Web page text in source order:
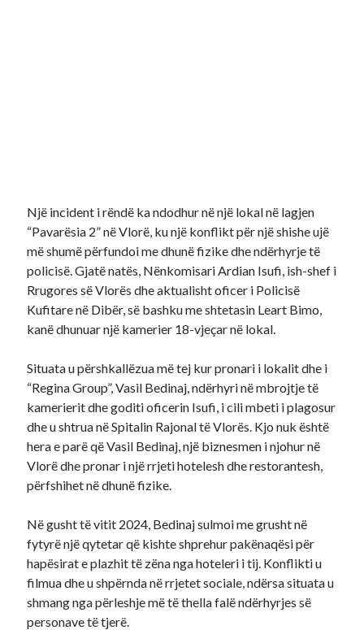
Një incident i rëndë ka ndodhur në një lokal në lagjen
“Pavarësia 2” në Vlorë, ku një konflikt për një shishe ujë
më shumë përfundoi me dhunë fizike dhe ndërhyrje të
policisë. Gjatë natës, Nënkomisari Ardian Isufi, ish-shef i
Rrugores së Vlorës dhe aktualisht oficer i Policisë
Kufitare në Dibër, së bashku me shtetasin Leart Bimo,
kanë dhunuar një kamerier 18-vjeçar në lokal.
Situata u përshkallëzua më tej kur pronari i lokalit dhe i
“Regina Group”, Vasil Bedinaj, ndërhyri në mbrojtje të
kamerierit dhe goditi oficerin Isufi, i cili mbeti i plagosur
dhe u shtrua në Spitalin Rajonal të Vlorës. Kjo nuk është
hera e parë që Vasil Bedinaj, një biznesmen i njohur në
Vlorë dhe pronar i një rrjeti hotelesh dhe restorantesh,
përfshihet në dhunë fizike.
Në gusht të vitit 2024, Bedinaj sulmoi me grusht në
fytyrë një qytetar që kishte shprehur pakënaqësi për
hapësirat e plazhit të zëna nga hoteleri i tij. Konflikti u
filmua dhe u shpërnda në rrjetet sociale, ndërsa situata u
shmang nga përleshje më të thella falë ndërhyrjes së
personave të tjerë.